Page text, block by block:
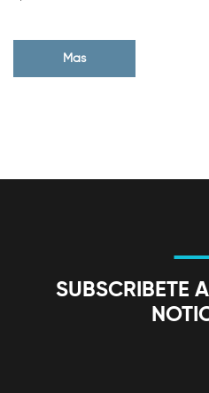
Mas
SUBSCRIBETE